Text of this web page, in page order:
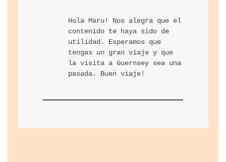
Hola Maru! Nos alegra que el
contenido te haya sido de
utilidad. Esperamos que
tengas un gran viaje y que
la visita a Guernsey sea una
pasada. Buen viaje!